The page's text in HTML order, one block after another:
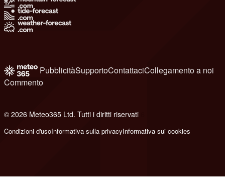
PubblicitàSupportoContattaciCollegamento a noi
Commento
© 2026 Meteo365 Ltd. Tutti i diritti riservati
Condizioni d'usoInformativa sulla privacyInformativa sui cookies